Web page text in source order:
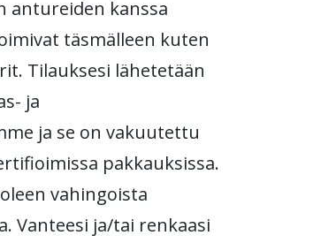
antureiden kanssa
täsmälleen kuten
Tilauksesi lähetetään
ja
ja se on vakuutettu
pakkauksissa.
vahingoista
Vanteesi ja/tai renkaasi